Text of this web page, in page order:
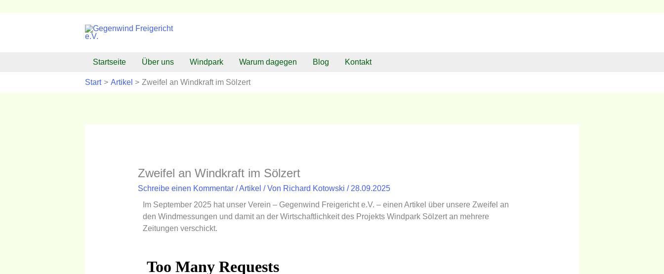
Startseite Über uns Windpark Warum dagegen Blog Kontakt
Start Artikel Zweifel an Windkraft im Sölzert
Zweifel an Windkraft im Sölzert
Schreibe einen Kommentar /Artikel / Von Richard Kotowski /28.09.2025
Im September 2025 hat unser Verein – Gegenwind Freigericht e.V. – einen Artikel über unsere Zweifel an
den Windmessungen und damit an der Wirtschaftlichkeit des Projekts Windpark Sölzert an mehrere
Zeitungen verschickt.